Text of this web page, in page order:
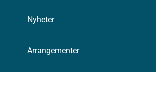
Nyheter
Arrangementer